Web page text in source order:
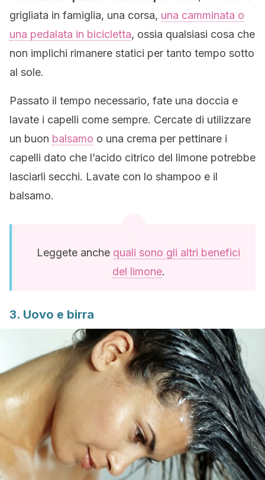
grigliata in famiglia, una corsa, una camminata o
una pedalata in bicicletta, ossia qualsiasi cosa che
non implichi rimanere statici per tanto tempo sotto
al sole.
Passato il tempo necessario, fate una doccia e
lavate i capelli come sempre. Cercate di utilizzare
un buon balsamo o una crema per pettinare i
capelli dato che l’acido citrico del limone potrebbe
lasciarli secchi. Lavate con lo shampoo e il
balsamo.
Leggete anche quali sono gli altri benefici
del limone.
3. Uovo e birra